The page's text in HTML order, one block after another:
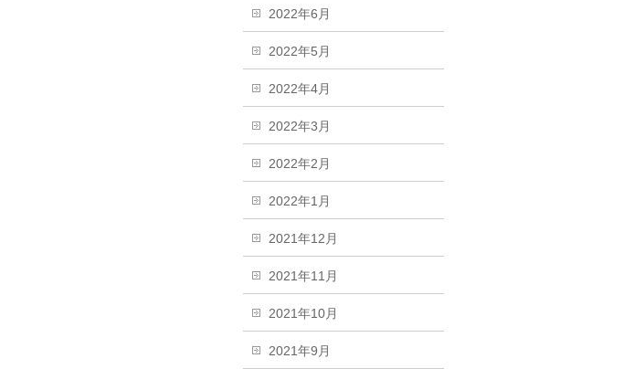
2022年6月
2022年5月
2022年4月
2022年3月
2022年2月
2022年1月
2021年12月
2021年11月
2021年10月
2021年9月